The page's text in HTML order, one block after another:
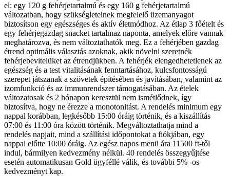
el: egy 120 g fehérjetartalmú és egy 160 g fehérjetartalmú
változatban, hogy szükségleteinek megfelelő üzemanyagot
biztosítson egy egészséges és aktív életmódhoz. Az étlap 3 főételt és
egy fehérjegazdag snacket tartalmaz naponta, amelyek előre vannak
meghatározva, és nem változtathatók meg. Ez a fehérjében gazdag
étrend optimális választás azoknak, akik növelni szeretnék
fehérjebevitelüket az étrendjükben. A fehérjék elengedhetetlenek az
egészség és a test vitalitásának fenntartásához, kulcsfontosságú
szerepet játszanak a szövetek építésében és javításában, valamint az
izomfunkció és az immunrendszer támogatásában. Az ételek
változatosak és 2 hónapon keresztül nem ismétlődnek, így
biztosítva, hogy ne érezze a monotonitást. A rendelés minimum egy
nappal korábban, legkésőbb 15:00 óráig történik, és a kiszállítás
07:00 és 11:00 óra között történik. Megváltoztathatja mind a
rendelés napjait, mind a szállítási időpontokat a fiókjában, egy
nappal előtte 10:00 óráig. Az egész napos menü ára 11500 ft-től
indul, bármilyen kedvezmény nélkül. 40 rendelés összegyűjtése
esetén automatikusan Gold ügyféllé válik, és további 5% -os
kedvezményt kap.